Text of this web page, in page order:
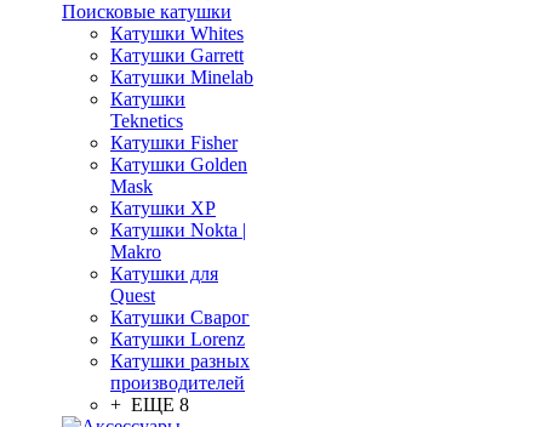
Поисковые катушки
Катушки Whites
Катушки Garrett
Катушки Minelab
Катушки
Teknetics
Катушки Fisher
Катушки Golden
Mask
Катушки XP
Катушки Nokta |
Makro
Катушки для
Quest
Катушки Сварог
Катушки Lorenz
Катушки разных
производителей
+ ЕЩЕ 8